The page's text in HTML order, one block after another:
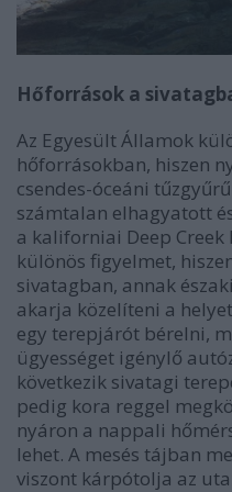
Hőforrások a
Az Egyesült Államok
hőforrásokban, hiszen
csendes-óceáni
számtalan elhagyatott
a kaliforniai Deep
különös figyelmet,
sivatagban, annak
akarja közelíteni a
egy terepjárót bérelni,
ügyességet igénylő
következik sivatagi
pedig kora reggel
nyáron a nappali
lehet. A mesés tájban
viszont kárpótolja az